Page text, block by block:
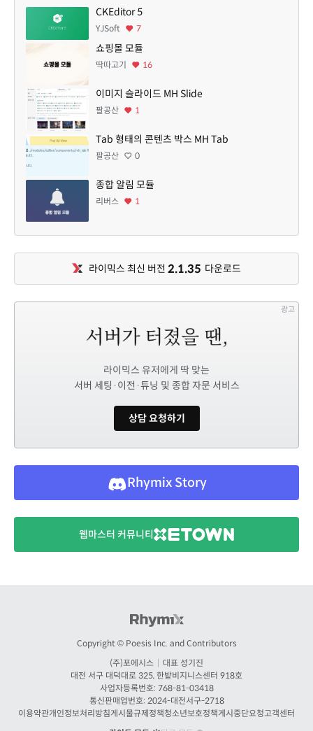
CKEditor 5
YJSoft 7
쇼핑몰 모듈
딱따고기 16
이미지 슬라이드 MH Slide
팔공산 1
Tab 형태의 콘텐츠 박스 MH Tab
팔공산 0
종합 알림 모듈
리버스 1
라이믹스 최신 버전 2.1.35 다운로드
광고
라이믹스 유저에게 딱 맞는
서버 세팅·이전·튜닝 및 종합 자문 서비스
상담 요청하기
Rhymix Story
웹마스터 커뮤니티
Copyright © Poesis Inc. and Contributors
(주)포에시스
대표 성기진
대전 서구 대덕대로 325, 한밭비지니스센터 918호
사업자등록번호: 768-81-03418
통신판매업번호: 2024-대전서구-2718
이용약관개인정보처리방침게시물규제정책청소년보호정책게시중단요청고객센터